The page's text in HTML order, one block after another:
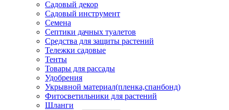
Садовый декор
Садовый инструмент
Семена
Септики дачных туалетов
Средства для защиты растений
Тележки садовые
Тенты
Товары для рассады
Удобрения
Укрывной материал(пленка,спанбонд)
Фитосветильники для растений
Шланги